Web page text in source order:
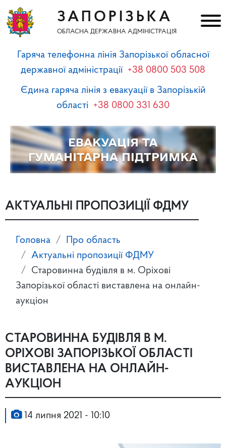
ЗАПОРІЗЬКА
ОБЛАСНА ДЕРЖАВНА АДМІНІСТРАЦІЯ
Гаряча телефонна лінія Запорізької обласної
державної адміністрації +38 0800 503 508
Єдина гаряча лінія з евакуації в Запорізькій
області +38 0800 331 630
АКТУАЛЬНІ ПРОПОЗИЦІЇ ФДМУ
Головна
Про область
Актуальні пропозиції ФДМУ
Старовинна будівля в м. Оріхові
Запорізької області виставлена на онлайн-
аукціон
СТАРОВИННА БУДІВЛЯ В М.
ОРІХОВІ ЗАПОРІЗЬКОЇ ОБЛАСТІ
ВИСТАВЛЕНА НА ОНЛАЙН-
АУКЦІОН
14 липня 2021 - 10:10